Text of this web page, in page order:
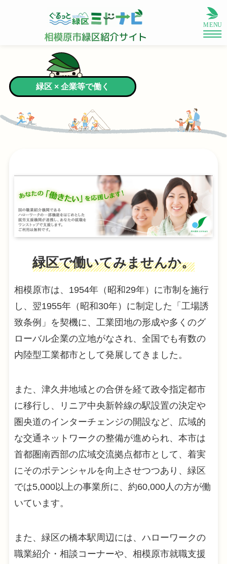
緑区 × 企業等で働く
緑区で働いてみませんか。
相模原市は、1954年（昭和29年）に市制を施行
し、翌1955年（昭和30年）に制定した「工場誘
致条例」を契機に、工業団地の形成や多くのグ
ローバル企業の立地がなされ、全国でも有数の
内陸型工業都市として発展してきました。
また、津久井地域との合併を経て政令指定都市
に移行し、リニア中央新幹線の駅設置の決定や
圏央道のインターチェンジの開設など、広域的
な交通ネットワークの整備が進められ、本市は
首都圏南西部の広域交流拠点都市として、着実
にそのポテンシャルを向上させつつあり、緑区
では5,000以上の事業所に、約60,000人の方が働
いています。
また、緑区の橋本駅周辺には、ハローワークの
職業紹介・相談コーナーや、相模原市就職支援